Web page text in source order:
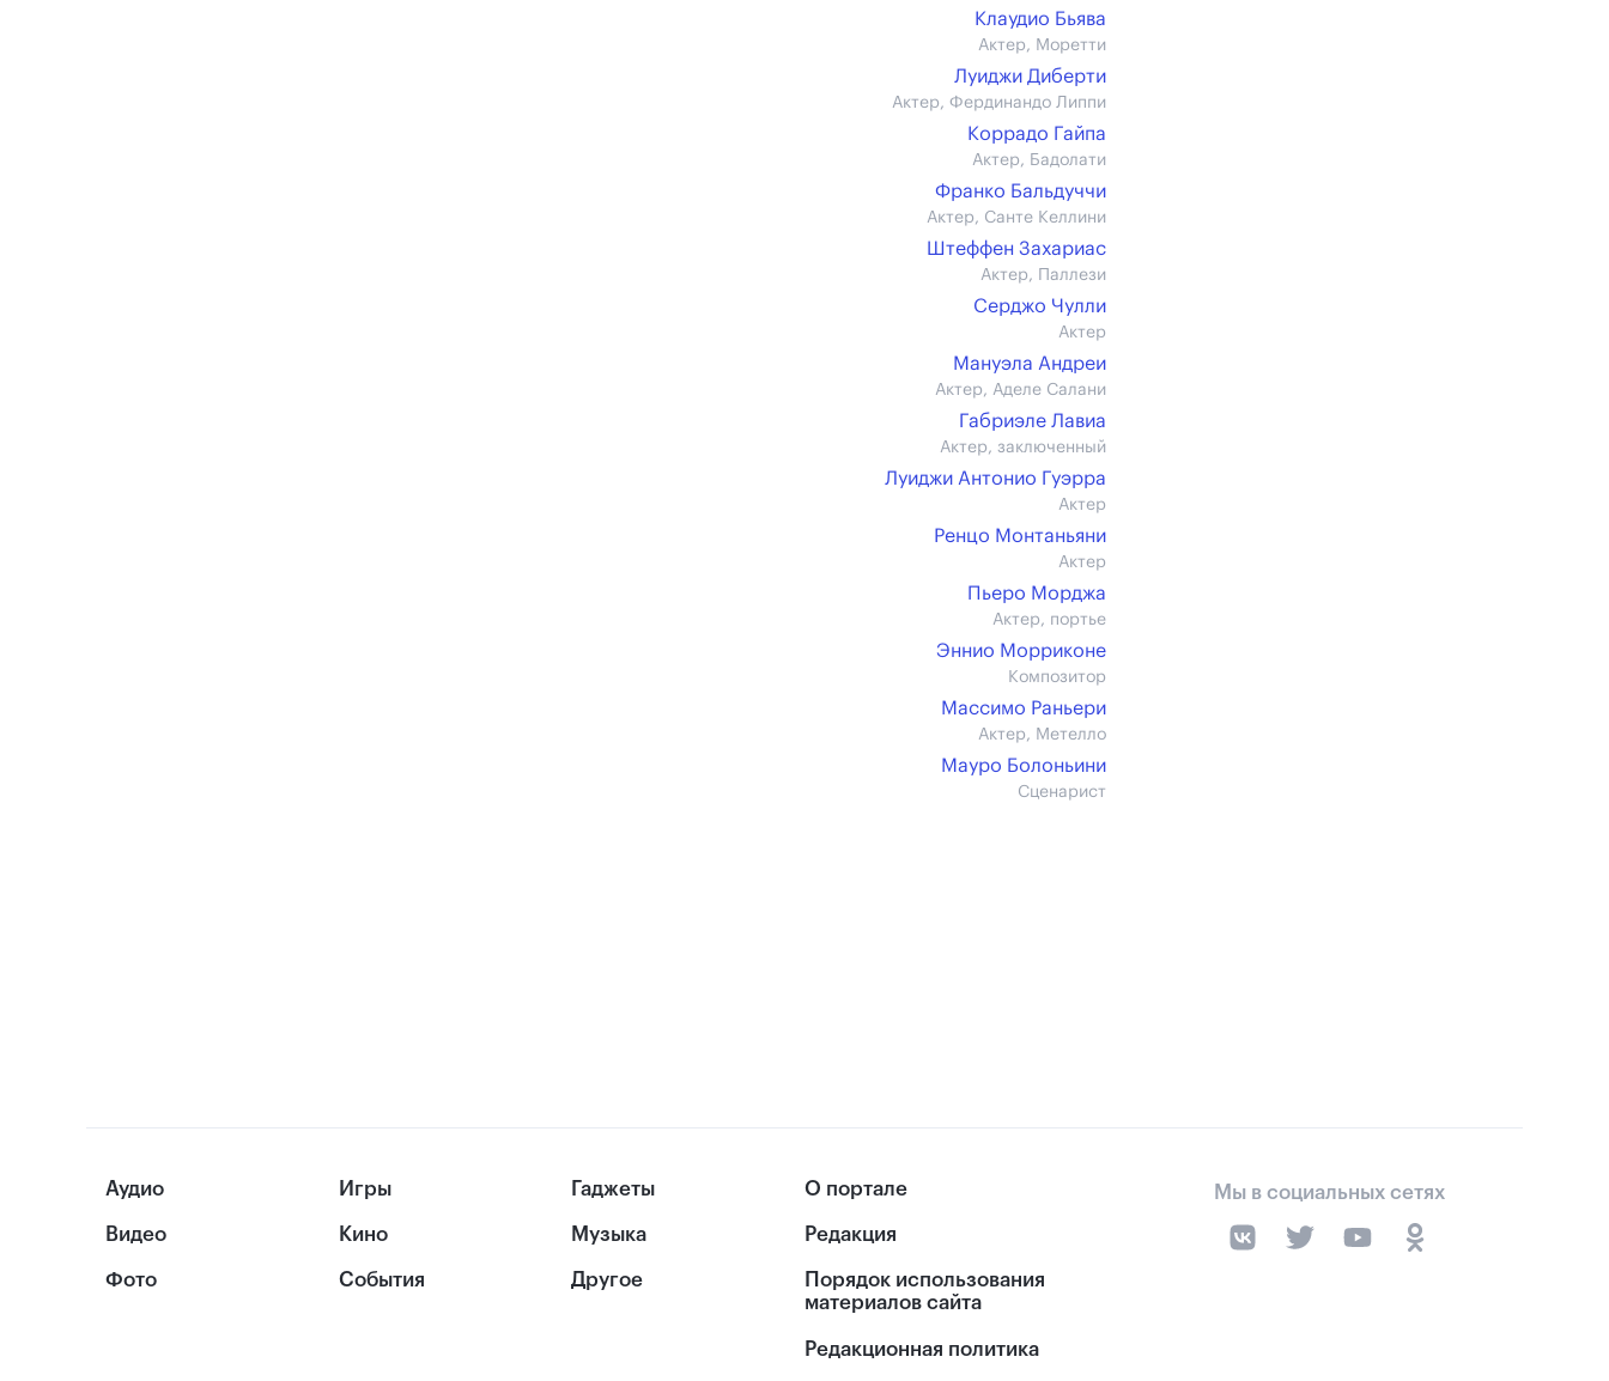
Клаудио Бьява
Актер, Моретти
Луиджи Диберти
Актер, Фердинандо Липпи
Коррадо Гайпа
Актер, Бадолати
Франко Бальдуччи
Актер, Санте Келлини
Штеффен Захариас
Актер, Паллези
Серджо Чулли
Актер
Мануэла Андреи
Актер, Аделе Салани
Габриэле Лавиа
Актер, заключенный
Луиджи Антонио Гуэрра
Актер
Ренцо Монтаньяни
Актер
Пьеро Морджа
Актер, портье
Эннио Морриконе
Композитор
Массимо Раньери
Актер, Метелло
Мауро Болоньини
Сценарист
Аудио
Видео
Фото
Игры
Кино
События
Гаджеты
Музыка
Другое
О портале
Редакция
Порядок использования
материалов сайта
Редакционная политика
Мы в социальных сетях